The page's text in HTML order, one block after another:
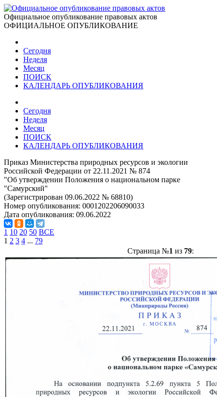
Официальное опубликование правовых актов
ОФИЦИАЛЬНОЕ ОПУБЛИКОВАНИЕ
Сегодня
Неделя
Месяц
ПОИСК
КАЛЕНДАРЬ ОПУБЛИКОВАНИЯ
Сегодня
Неделя
Месяц
ПОИСК
КАЛЕНДАРЬ ОПУБЛИКОВАНИЯ
Приказ Министерства природных ресурсов и экологии
Российской Федерации от 22.11.2021 № 874
"Об утверждении Положения о национальном парке
"Самурский"
(Зарегистрирован 09.06.2022 № 68810)
Номер опубликования: 0001202206090033
Дата опубликования: 09.06.2022
1 10 20 50 ВСЕ
1 2 3 4 ... 79
Страница №1 из 79: